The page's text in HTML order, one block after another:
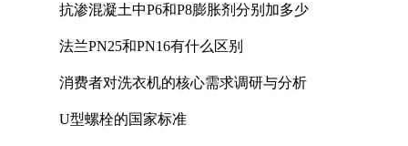
抗渗混凝土中P6和P8膨胀剂分别加多少
法兰PN25和PN16有什么区别
消费者对洗衣机的核心需求调研与分析
U型螺栓的国家标准